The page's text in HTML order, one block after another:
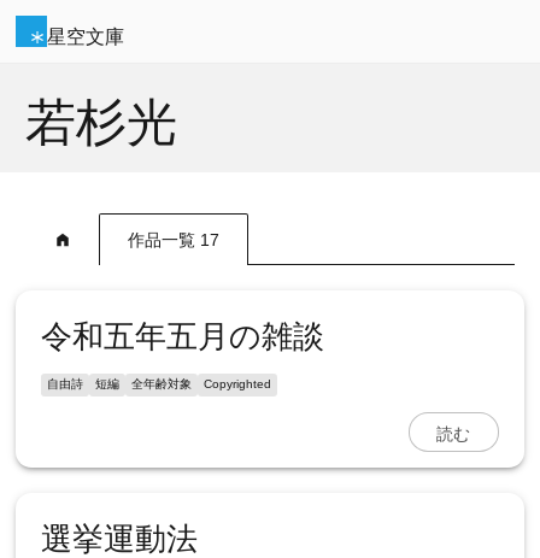
星空文庫
若杉光
作品一覧 17
令和五年五月の雑談
自由詩 短編 全年齢対象 Copyrighted
読む
選挙運動法